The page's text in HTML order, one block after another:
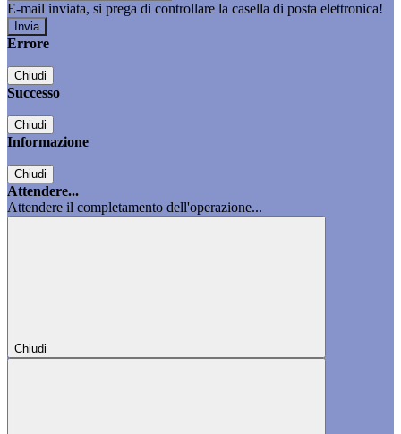
E-mail inviata, si prega di controllare la casella di posta elettronica!
Errore
Chiudi
Successo
Chiudi
Informazione
Chiudi
Attendere...
Attendere il completamento dell'operazione...
Chiudi